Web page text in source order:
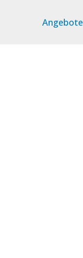
Angebote